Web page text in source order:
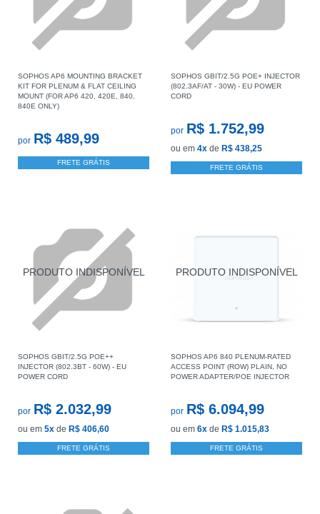
SOPHOS AP6 MOUNTING BRACKET
KIT FOR PLENUM & FLAT CEILING
MOUNT (FOR AP6 420, 420E, 840,
840E ONLY)
por R$ 489,99
FRETE GRÁTIS
SOPHOS GBIT/2.5G POE+ INJECTOR
(802.3AF/AT - 30W) - EU POWER
CORD
por R$ 1.752,99
ou em 4x de R$ 438,25
FRETE GRÁTIS
SOPHOS GBIT/2.5G POE++
INJECTOR (802.3BT - 60W) - EU
POWER CORD
por R$ 2.032,99
ou em 5x de R$ 406,60
FRETE GRÁTIS
SOPHOS AP6 840 PLENUM-RATED
ACCESS POINT (ROW) PLAIN, NO
POWER ADAPTER/POE INJECTOR
por R$ 6.094,99
ou em 6x de R$ 1.015,83
FRETE GRÁTIS